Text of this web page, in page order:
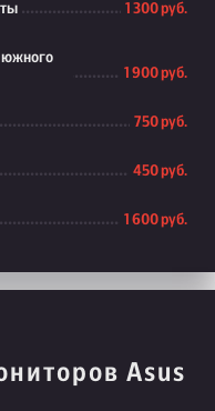
1 300 руб.
южного
1 900 руб.
750 руб.
450 руб.
1 600 руб.
Asus